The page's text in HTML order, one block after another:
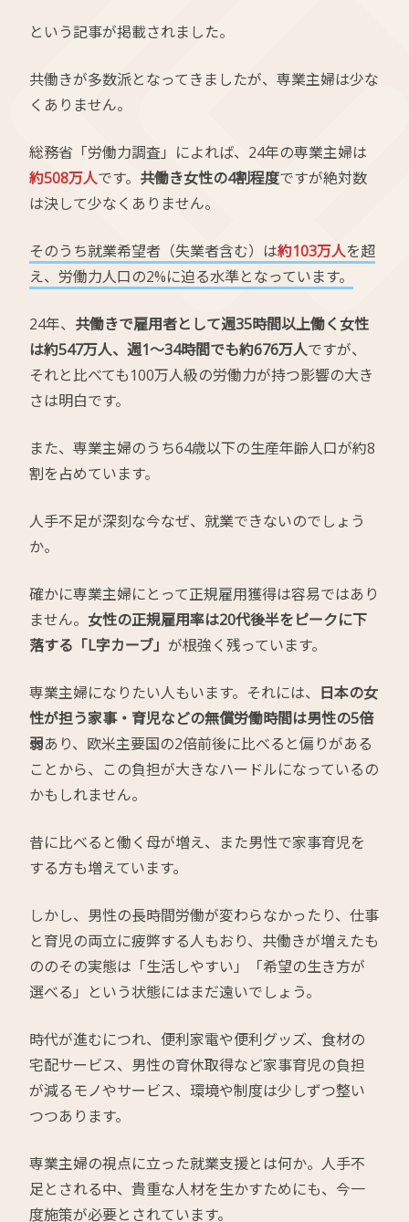
という記事が掲載されました。
共働きが多数派となってきましたが、専業主婦は少な
くありません。
総務省「労働力調査」によれば、24年の専業主婦は
約508万人です。 共働き女性の4割程度ですが絶対数
は決して少なくありません。
そのうち就業希望者（失業者含む）は約103万人を超
え、労働力人口の2%に迫る水準となっています。
24年、 共働きで雇用者として週35時間以上働く女性
は約547万人、週1～34時間でも約676万人ですが、
それと比べても100万人級の労働力が持つ影響の大き
さは明白です。
また、専業主婦のうち64歳以下の生産年齢人口が約8
割を占めています。
人手不足が深刻な今なぜ、就業できないのでしょう
か。
確かに専業主婦にとって正規雇用獲得は容易ではあり
ません。女性の正規雇用率は20代後半をピークに下
落する「L字カーブ」が根強く残っています。
専業主婦になりたい人もいます。それには、 日本の女
性が担う家事・育児などの無償労働時間は男性の5倍
弱あり、欧米主要国の2倍前後に比べると偏りがある
ことから、この負担が大きなハードルになっているの
かもしれません。
昔に比べると働く母が増え、また男性で家事育児を
する方も増えています。
しかし、男性の長時間労働が変わらなかったり、仕事
と育児の両立に疲弊する人もおり、共働きが増えたも
ののその実態は「生活しやすい」「希望の生き方が
選べる」という状態にはまだ遠いでしょう。
時代が進むにつれ、便利家電や便利グッズ、食材の
宅配サービス、男性の育休取得など家事育児の負担
が減るモノやサービス、環境や制度は少しずつ整い
つつあります。
専業主婦の視点に立った就業支援とは何か。人手不
足とされる中、貴重な人材を生かすためにも、今一
度施策が必要とされています。